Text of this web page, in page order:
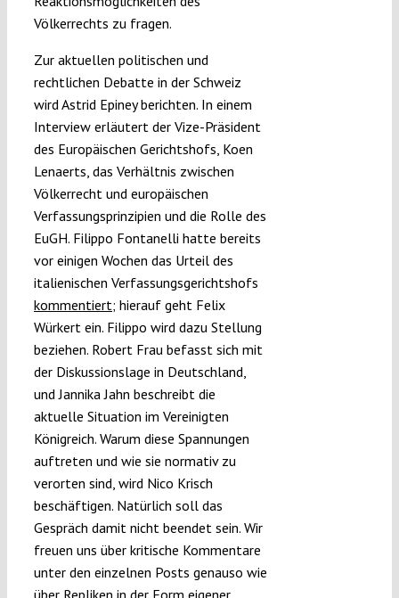
Völkerrechts zu fragen.
Zur aktuellen politischen und
rechtlichen Debatte in der Schweiz
wird Astrid Epiney berichten. In einem
Interview erläutert der Vize-Präsident
des Europäischen Gerichtshofs, Koen
Lenaerts, das Verhältnis zwischen
Völkerrecht und europäischen
Verfassungsprinzipien und die Rolle des
EuGH. Filippo Fontanelli hatte bereits
vor einigen Wochen das Urteil des
italienischen Verfassungsgerichtshofs
kommentiert; hierauf geht Felix
Würkert ein. Filippo wird dazu Stellung
beziehen. Robert Frau befasst sich mit
der Diskussionslage in Deutschland,
und Jannika Jahn beschreibt die
aktuelle Situation im Vereinigten
Königreich. Warum diese Spannungen
auftreten und wie sie normativ zu
verorten sind, wird Nico Krisch
beschäftigen. Natürlich soll das
Gespräch damit nicht beendet sein. Wir
freuen uns über kritische Kommentare
unter den einzelnen Posts genauso wie
über Repliken in der Form eigener